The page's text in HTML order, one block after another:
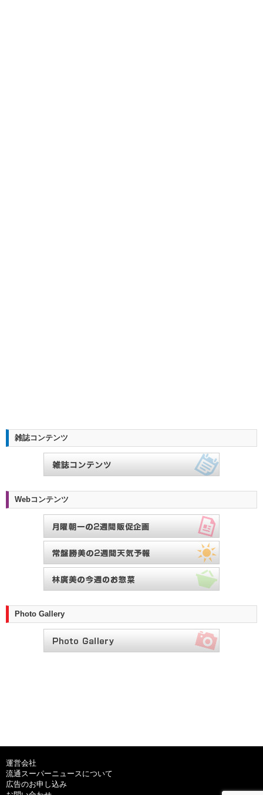
雑誌コンテンツ
Webコンテンツ
Photo Gallery
運営会社
流通スーパーニュースについて
広告のお申し込み